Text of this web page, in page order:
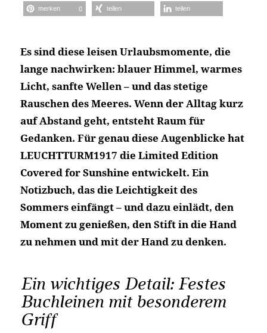
merken 0 teilen teilen
Es sind diese leisen Urlaubsmomente, die
lange nachwirken: blauer Himmel, warmes
Licht, sanfte Wellen – und das stetige
Rauschen des Meeres. Wenn der Alltag kurz
auf Abstand geht, entsteht Raum für
Gedanken. Für genau diese Augenblicke hat
LEUCHTTURM1917 die Limited Edition
Covered for Sunshine entwickelt. Ein
Notizbuch, das die Leichtigkeit des
Sommers einfängt – und dazu einlädt, den
Moment zu genießen, den Stift in die Hand
zu nehmen und mit der Hand zu denken.
Ein wichtiges Detail: Festes
Buchleinen mit besonderem
Griff